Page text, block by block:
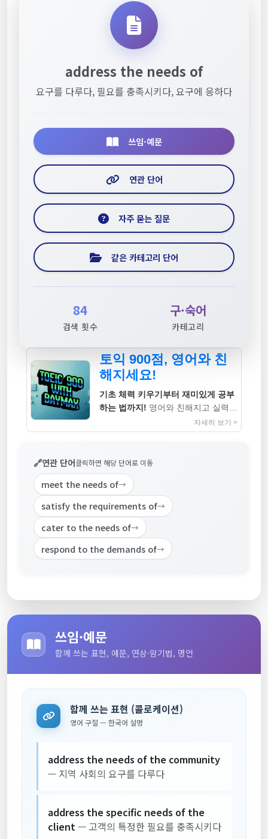
address the needs of
요구를 다루다, 필요를 충족시키다, 요구에 응하다
쓰임·예문
연관 단어
자주 묻는 질문
같은 카테고리 단어
84
검색 횟수
구·숙어
카테고리
토익 900점, 영어와 친
해지세요!
기초 체력 키우기부터 재미있게 공부
하는 법까지! 영어와 친해지고 실력까
자세히 보기 >
🔗연관 단어클릭하면 해당 단어로 이동
meet the needs of→
satisfy the requirements of→
cater to the needs of→
respond to the demands of→
쓰임·예문
함께 쓰는 표현, 예문, 연상·암기법, 명언
함께 쓰는 표현 (콜로케이션)
영어 구절 — 한국어 설명
address the needs of the community
— 지역 사회의 요구를 다루다
address the specific needs of the
client— 고객의 특정한 필요를 충족시키다